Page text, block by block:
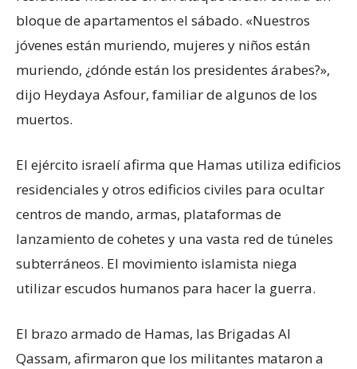
bloque de apartamentos el sábado. «Nuestros
jóvenes están muriendo, mujeres y niños están
muriendo, ¿dónde están los presidentes árabes?»,
dijo Heydaya Asfour, familiar de algunos de los
muertos.
El ejército israelí afirma que Hamas utiliza edificios
residenciales y otros edificios civiles para ocultar
centros de mando, armas, plataformas de
lanzamiento de cohetes y una vasta red de túneles
subterráneos. El movimiento islamista niega
utilizar escudos humanos para hacer la guerra.
El brazo armado de Hamas, las Brigadas Al
Qassam, afirmaron que los militantes mataron a